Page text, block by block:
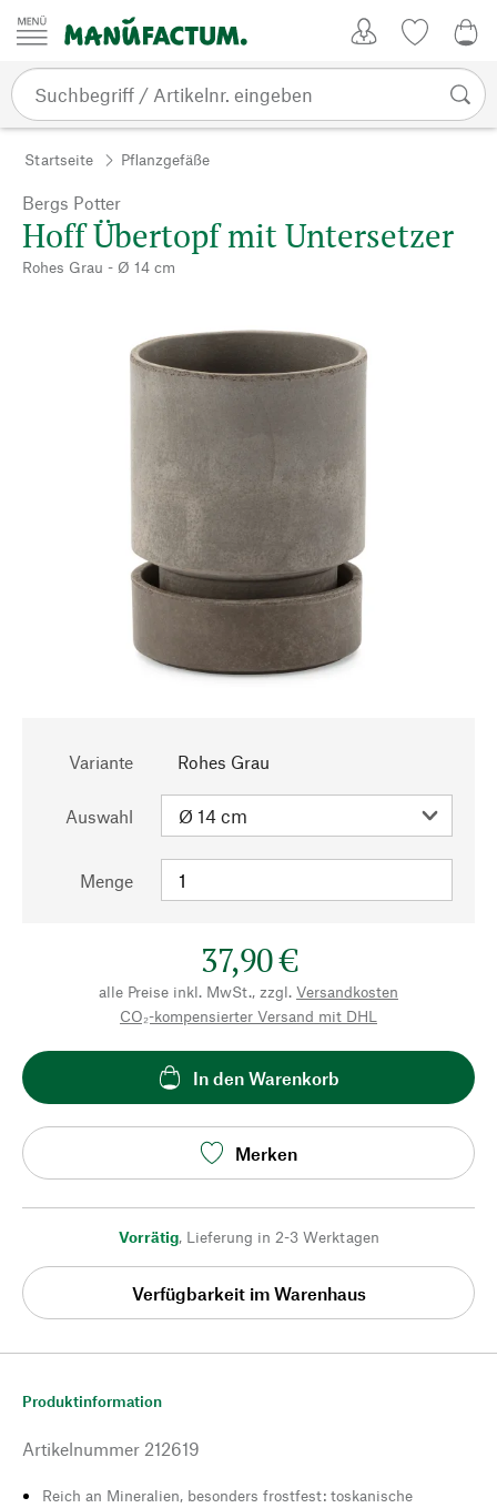
Zum Inhalt springen
Startseite Pflanzgefäße
Bergs Potter
Hoff Übertopf mit Untersetzer
Rohes Grau - Ø 14 cm
Variante Rohes Grau
Auswahl
Menge
37,90 €
alle Preise inkl. MwSt., zzgl. Versandkosten
CO₂-kompensierter Versand mit DHL
In den Warenkorb
Merken
Vorrätig, Lieferung in 2-3 Werktagen
Verfügbarkeit im Warenhaus
Produktinformation
Artikelnummer 212619
Reich an Mineralien, besonders frostfest: toskanische